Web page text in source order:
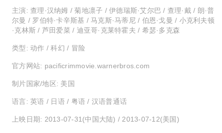
主演: 查理·汉纳姆 / 菊地凛子 / 伊德瑞斯·艾尔巴 / 查理·戴 / 朗·普
尔曼 / 罗伯特·卡辛斯基 / 马克斯·马蒂尼 / 伯恩·戈曼 / 小克利夫顿
·克林斯 / 芦田爱菜 / 迪亚哥·克莱特霍夫 / 希瑟·多克森
类型: 动作 / 科幻 / 冒险
官方网站: pacificrimmovie.warnerbros.com
制片国家/地区: 美国
语言: 英语 / 日语 / 粤语 / 汉语普通话
上映日期: 2013-07-31(中国大陆) / 2013-07-12(美国)